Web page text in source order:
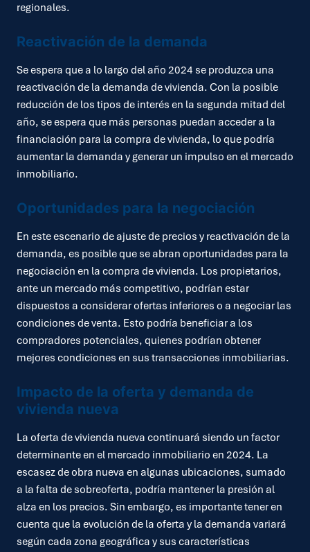
regionales.
Reactivación de la demanda
Se espera que a lo largo del año 2024 se produzca una
reactivación de la demanda de vivienda. Con la posible
reducción de los tipos de interés en la segunda mitad del
año, se espera que más personas puedan acceder a la
financiación para la compra de vivienda, lo que podría
aumentar la demanda y generar un impulso en el mercado
inmobiliario.
Oportunidades para la negociación
En este escenario de ajuste de precios y reactivación de la
demanda, es posible que se abran oportunidades para la
negociación en la compra de vivienda. Los propietarios,
ante un mercado más competitivo, podrían estar
dispuestos a considerar ofertas inferiores o a negociar las
condiciones de venta. Esto podría beneficiar a los
compradores potenciales, quienes podrían obtener
mejores condiciones en sus transacciones inmobiliarias.
Impacto de la oferta y demanda de
vivienda nueva
La oferta de vivienda nueva continuará siendo un factor
determinante en el mercado inmobiliario en 2024. La
escasez de obra nueva en algunas ubicaciones, sumado
a la falta de sobreoferta, podría mantener la presión al
alza en los precios. Sin embargo, es importante tener en
cuenta que la evolución de la oferta y la demanda variará
según cada zona geográfica y sus características